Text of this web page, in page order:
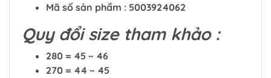
Mã số sản phẩm : 5003924062
Quy đổi size tham khảo :
280 = 45 ~ 46
270 = 44 ~ 45